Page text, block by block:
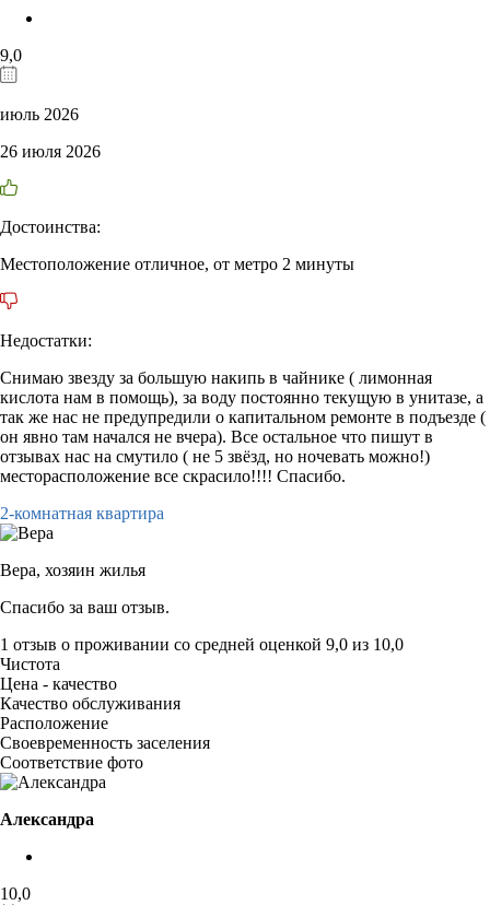
9,0
июль 2026
26 июля 2026
Достоинства:
Местоположение отличное, от метро 2 минуты
Недостатки:
Снимаю звезду за большую накипь в чайнике ( лимонная
кислота нам в помощь), за воду постоянно текущую в унитазе, а
так же нас не предупредили о капитальном ремонте в подъезде (
он явно там начался не вчера). Все остальное что пишут в
отзывах нас на смутило ( не 5 звёзд, но ночевать можно!)
месторасположение все скрасило!!!! Спасибо.
2-комнатная квартира
Вера, хозяин жилья
Спасибо за ваш отзыв.
1 отзыв о проживании со средней оценкой 9,0 из 10,0
Чистота
Цена - качество
Качество обслуживания
Расположение
Своевременность заселения
Соответствие фото
Александра
10,0